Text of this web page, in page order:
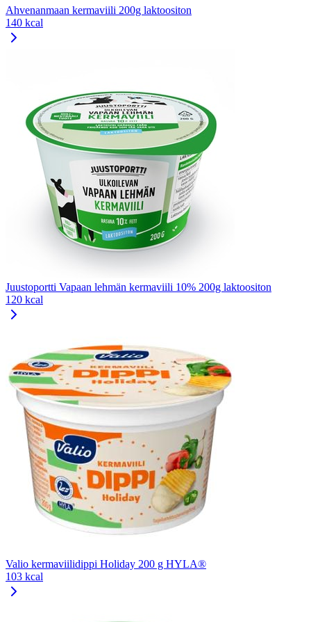
Ahvenanmaan kermaviili 200g laktoositon
140 kcal
Juustoportti Vapaan lehmän kermaviili 10% 200g laktoositon
120 kcal
Valio kermaviilidippi Holiday 200 g HYLA®
103 kcal